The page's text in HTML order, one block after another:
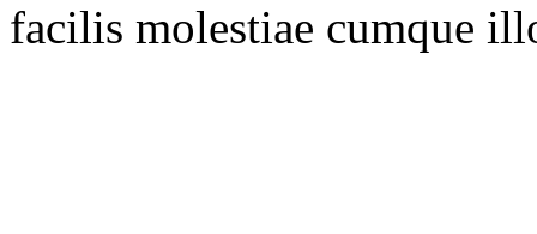
facilis molestiae cumque